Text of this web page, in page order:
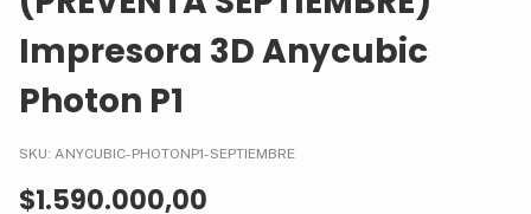
Impresora 3D Anycubic
Photon P1
SKU: ANYCUBIC-PHOTONP1-SEPTIEMBRE
$1.590.000,00